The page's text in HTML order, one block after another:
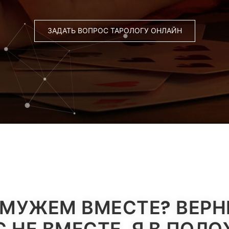
ЗАДАТЬ ВОПРОС ТАРОЛОГУ ОНЛАЙН
ВМЕСТЕ?